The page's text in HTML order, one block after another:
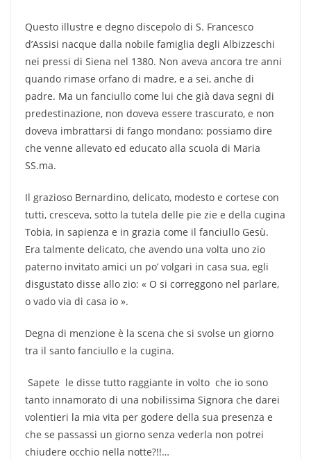
Questo illustre e degno discepolo di S. Francesco
d’Assisi nacque dalla nobile famiglia degli Albizzeschi
nei pressi di Siena nel 1380. Non aveva ancora tre anni
quando rimase orfano di madre, e a sei, anche di
padre. Ma un fanciullo come lui che già dava segni di
predestinazione, non doveva essere trascurato, e non
doveva imbrattarsi di fango mondano: possiamo dire
che venne allevato ed educato alla scuola di Maria
SS.ma.
Il grazioso Bernardino, delicato, modesto e cortese con
tutti, cresceva, sotto la tutela delle pie zie e della cugina
Tobia, in sapienza e in grazia come il fanciullo Gesù.
Era talmente delicato, che avendo una volta uno zio
paterno invitato amici un po’ volgari in casa sua, egli
disgustato disse allo zio: « O si correggono nel parlare,
o vado via di casa io ».
Degna di menzione è la scena che si svolse un giorno
tra il santo fanciullo e la cugina.
 Sapete  le disse tutto raggiante in volto  che io sono
tanto innamorato di una nobilissima Signora che darei
volentieri la mia vita per godere della sua presenza e
che se passassi un giorno senza vederla non potrei
chiudere occhio nella notte?!!…